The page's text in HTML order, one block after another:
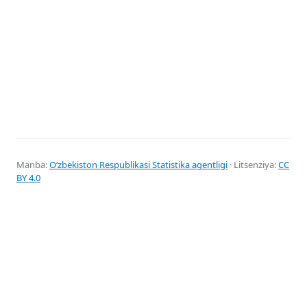
Manba:Oʻzbekiston Respublikasi Statistika agentligi · Litsenziya:CC
BY 4.0